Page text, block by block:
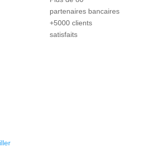
partenaires bancaires
+5000 clients
satisfaits